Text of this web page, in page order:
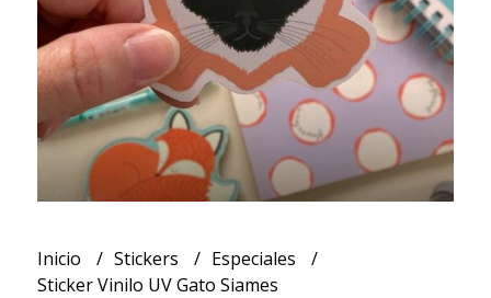
Inicio Stickers
Especiales
Sticker Vinilo UV Gato Siames